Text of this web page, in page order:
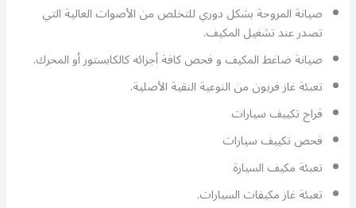
صيانة المروحة بشكل دوري للتخلص من الأصوات العالية التي
تصدر عند تشغيل المكيف.
صيانة ضاغط المكيف و فحص كافة أجزائه كالكابستور أو المحرك.
تعبئة غاز فريون من النوعية النقية الأصلية.
قراج تكييف سيارات
فحص تكييف سيارات
تعبئة مكيف السيارة
تعبئة غاز مكيفات السيارات.